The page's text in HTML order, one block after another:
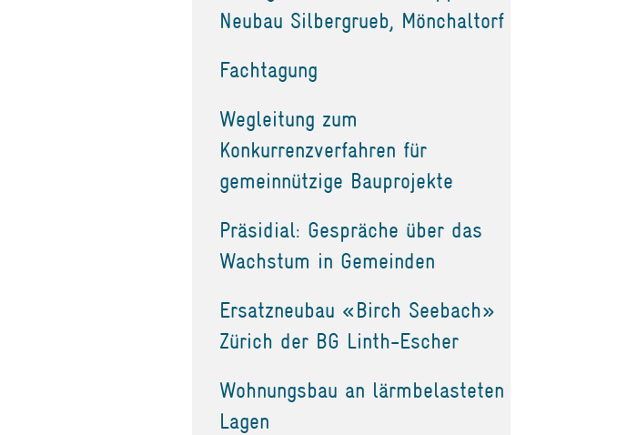
Neubau Silbergrueb, Mönchaltorf
Fachtagung
Wegleitung zum
Konkurrenzverfahren für
gemeinnützige Bauprojekte
Präsidial: Gespräche über das
Wachstum in Gemeinden
Ersatzneubau «Birch Seebach»
Zürich der BG Linth-Escher
Wohnungsbau an lärmbelasteten
Lagen